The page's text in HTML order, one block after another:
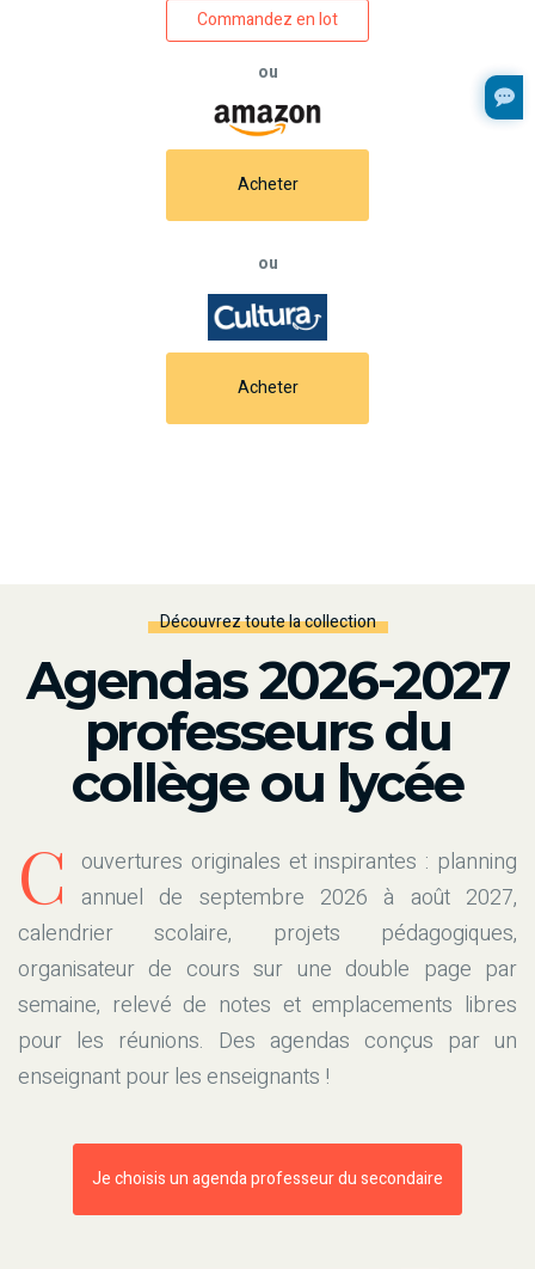
Commandez en lot
ou
Acheter
ou
Acheter
Découvrez toute la collection
Agendas 2026-2027
professeurs du
collège ou lycée
C
ouvertures originales et inspirantes : planning
annuel de septembre 2026 à août 2027,
calendrier scolaire, projets pédagogiques,
organisateur de cours sur une double page par
semaine, relevé de notes et emplacements libres
pour les réunions. Des agendas conçus par un
enseignant pour les enseignants !
Je choisis un agenda professeur du secondaire